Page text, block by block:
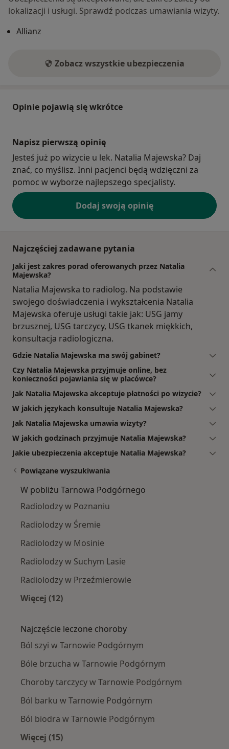
lokalizacji i usługi. Sprawdź podczas umawiania wizyty.
Allianz
Zobacz wszystkie ubezpieczenia
Opinie pojawią się wkrótce
Napisz pierwszą opinię
Jesteś już po wizycie u lek. Natalia Majewska? Daj
znać, co myślisz. Inni pacjenci będą wdzięczni za
pomoc w wyborze najlepszego specjalisty.
Dodaj swoją opinię
Najczęściej zadawane pytania
Jaki jest zakres porad oferowanych przez Natalia
Majewska?
Natalia Majewska to radiolog. Na podstawie
swojego doświadczenia i wykształcenia Natalia
Majewska oferuje usługi takie jak: USG jamy
brzusznej, USG tarczycy, USG tkanek miękkich,
konsultacja radiologiczna.
Gdzie Natalia Majewska ma swój gabinet?
Czy Natalia Majewska przyjmuje online, bez
konieczności pojawiania się w placówce?
Jak Natalia Majewska akceptuje płatności po wizycie?
W jakich językach konsultuje Natalia Majewska?
Jak Natalia Majewska umawia wizyty?
W jakich godzinach przyjmuje Natalia Majewska?
Jakie ubezpieczenia akceptuje Natalia Majewska?
Powiązane wyszukiwania
W pobliżu Tarnowa Podgórnego
Radiolodzy w Poznaniu
Radiolodzy w Śremie
Radiolodzy w Mosinie
Radiolodzy w Suchym Lasie
Radiolodzy w Przeźmierowie
Więcej (12)
Najczęście leczone choroby
Ból szyi w Tarnowie Podgórnym
Bóle brzucha w Tarnowie Podgórnym
Choroby tarczycy w Tarnowie Podgórnym
Ból barku w Tarnowie Podgórnym
Ból biodra w Tarnowie Podgórnym
Więcej (15)